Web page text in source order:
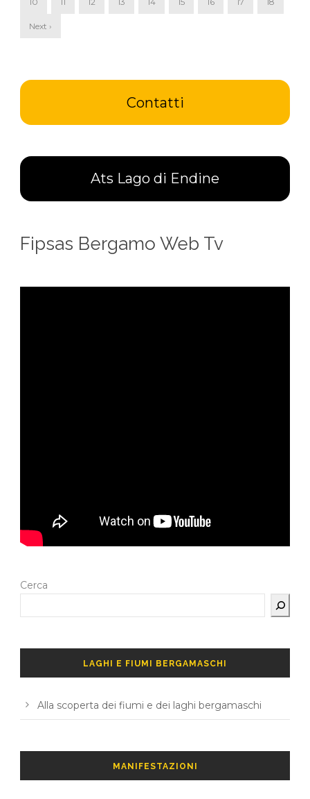
Next ›
Contatti
Ats Lago di Endine
Fipsas Bergamo Web Tv
Cerca
LAGHI E FIUMI BERGAMASCHI
Alla scoperta dei fiumi e dei laghi bergamaschi
MANIFESTAZIONI